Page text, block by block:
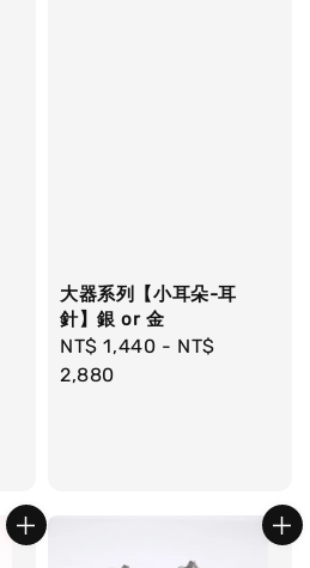
大器系列【小耳朵-耳
針】銀 or 金
Regular
price
NT$ 1,440 - NT$
2,880